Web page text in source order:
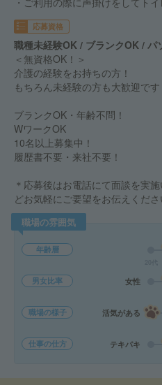
応募資格
職種未経験OK / ブランクOK / パ
＜無資格OK！＞
介護の経験をお持ちの方！
もちろん未経験の方も大歓迎です
ブランクOK・年齢不問！
WワークOK
10名以上募集中！
履歴書不要・来社不要！
＊応募後はお電話にて面談を実
どお気軽にご要望をお伝えくださ
職場の雰囲気
年齢層
男女比率 女性
職場の様子 活気がある
仕事の仕方 テキパキ